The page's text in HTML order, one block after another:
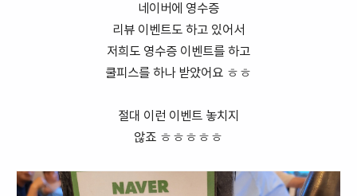
네이버에 영수증
리뷰 이벤트도 하고 있어서
저희도 영수증 이벤트를 하고
쿨피스를 하나 받았어요 ㅎㅎ
절대 이런 이벤트 놓치지
않죠 ㅎㅎㅎㅎㅎ